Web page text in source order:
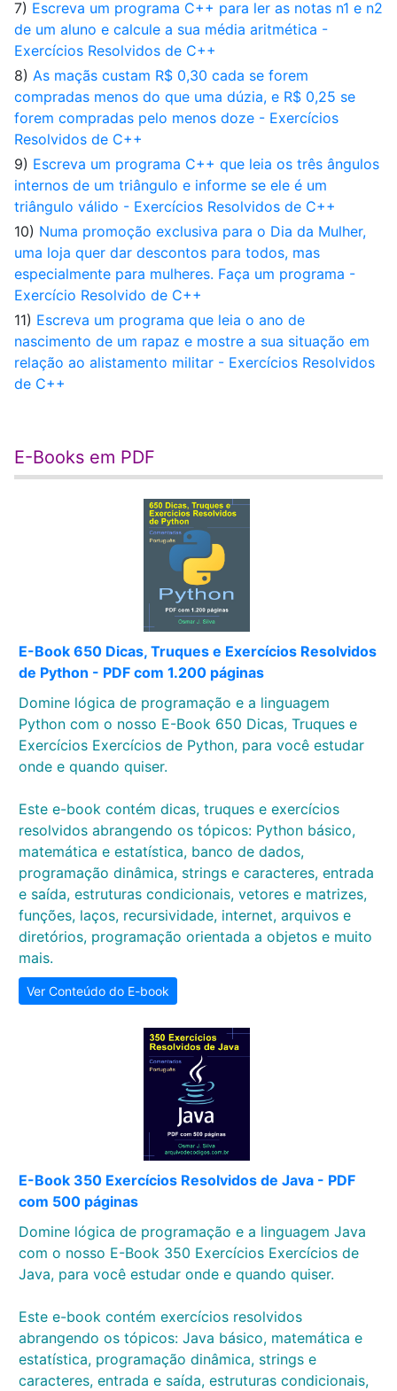
7) Escreva um programa C++ para ler as notas n1 e n2
de um aluno e calcule a sua média aritmética -
Exercícios Resolvidos de C++
8) As maçãs custam R$ 0,30 cada se forem
compradas menos do que uma dúzia, e R$ 0,25 se
forem compradas pelo menos doze - Exercícios
Resolvidos de C++
9) Escreva um programa C++ que leia os três ângulos
internos de um triângulo e informe se ele é um
triângulo válido - Exercícios Resolvidos de C++
10) Numa promoção exclusiva para o Dia da Mulher,
uma loja quer dar descontos para todos, mas
especialmente para mulheres. Faça um programa -
Exercício Resolvido de C++
11) Escreva um programa que leia o ano de
nascimento de um rapaz e mostre a sua situação em
relação ao alistamento militar - Exercícios Resolvidos
de C++
E-Books em PDF
E-Book 650 Dicas, Truques e Exercícios Resolvidos
de Python - PDF com 1.200 páginas
Domine lógica de programação e a linguagem
Python com o nosso E-Book 650 Dicas, Truques e
Exercícios Exercícios de Python, para você estudar
onde e quando quiser.
Este e-book contém dicas, truques e exercícios
resolvidos abrangendo os tópicos: Python básico,
matemática e estatística, banco de dados,
programação dinâmica, strings e caracteres, entrada
e saída, estruturas condicionais, vetores e matrizes,
funções, laços, recursividade, internet, arquivos e
diretórios, programação orientada a objetos e muito
mais.
Ver Conteúdo do E-book
E-Book 350 Exercícios Resolvidos de Java - PDF
com 500 páginas
Domine lógica de programação e a linguagem Java
com o nosso E-Book 350 Exercícios Exercícios de
Java, para você estudar onde e quando quiser.
Este e-book contém exercícios resolvidos
abrangendo os tópicos: Java básico, matemática e
estatística, programação dinâmica, strings e
caracteres, entrada e saída, estruturas condicionais,